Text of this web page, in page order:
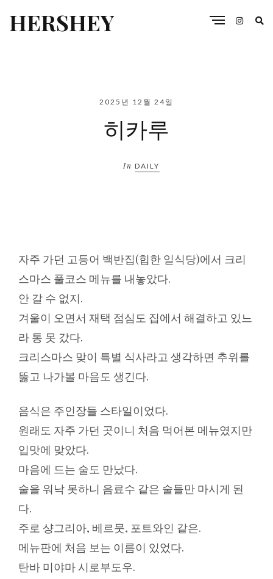
HERSHEY
2025년 12월 24일
히카루
In DAILY
자주 가던 고등어 백반집(힙한 일식당)에서 크리
스마스 풀코스 메뉴를 내놓았다.
안 갈 수 없지.
겨울이 오면서 재택 점심도 집에서 해결하고 있느
라 통 못 갔다.
크리스마스 맞이 특별 식사라고 생각하면 추위를
뚫고 나가볼 마음도 생긴다.
음식은 주인장들 스타일이었다.
원래도 자주 가던 곳이니 처음 먹어본 메뉴였지만
입맛에 맞았다.
마음에 드는 술도 만났다.
술을 워낙 못하니 음료수 같은 술들만 마시게 된
다.
주로 샹그리아, 베르뭇, 포트와인 같은.
메뉴판에 처음 보는 이름이 있었다.
탄바 미야마 시로부도우.